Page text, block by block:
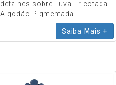
detalhes sobre Luva Tricotada
Algodão Pigmentada
Saiba Mais +